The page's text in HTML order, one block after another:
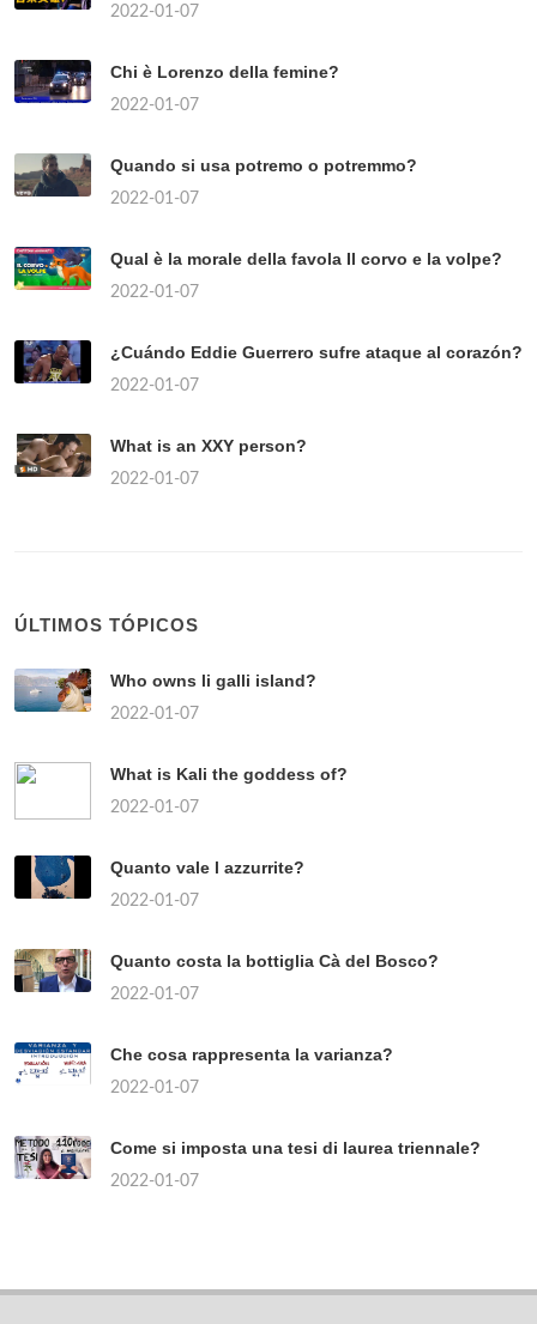
2022-01-07
Chi è Lorenzo della femine?
2022-01-07
Quando si usa potremo o potremmo?
2022-01-07
Qual è la morale della favola Il corvo e la volpe?
2022-01-07
¿Cuándo Eddie Guerrero sufre ataque al corazón?
2022-01-07
What is an XXY person?
2022-01-07
ÚLTIMOS TÓPICOS
Who owns li galli island?
2022-01-07
What is Kali the goddess of?
2022-01-07
Quanto vale l azzurrite?
2022-01-07
Quanto costa la bottiglia Cà del Bosco?
2022-01-07
Che cosa rappresenta la varianza?
2022-01-07
Come si imposta una tesi di laurea triennale?
2022-01-07